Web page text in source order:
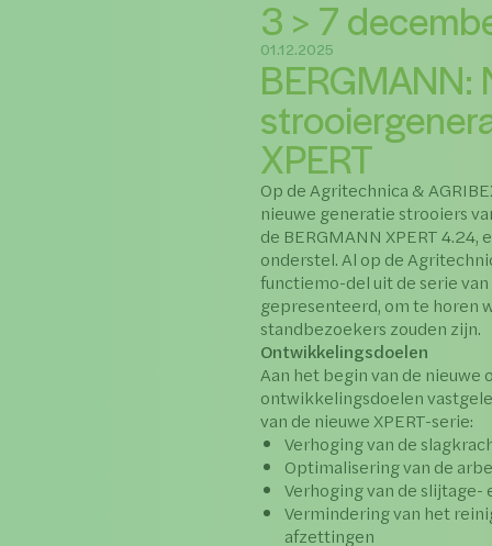
3 > 7
01.12.2025
BERGMANN:
XPERT
Op de Agritechnica &
nieuwe generatie strooiers
de BERGMANN XPERT
onderstel. Al op de
functiemo-del uit de serie
gepresenteerd, om te horen
standbezoekers zouden zijn.
Ontwikkelingsdoelen
Aan het begin van de
ontwikkelingsdoelen
van de nieuwe XPERT-serie:
Verhoging van de
Optimalisering van de
Verhoging van de
Vermindering van het
afzettingen